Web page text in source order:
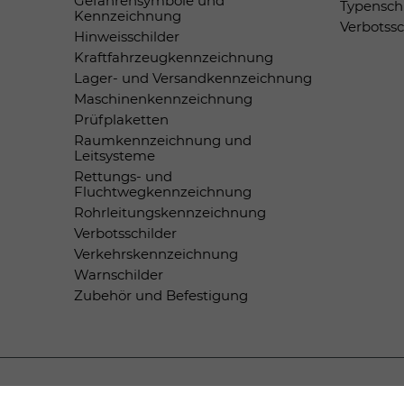
Kennzeichnung
Hinweisschilder
Kraftfahrzeugkennzeichnung
Lager- und Versandkennzeichnung
Maschinenkennzeichnung
Prüfplaketten
Raumkennzeichnung und
Leitsysteme
Rettungs- und
Fluchtwegkennzeichnung
Rohrleitungskennzeichnung
Verbotsschilder
Verkehrskennzeichnung
Warnschilder
Zubehör und Befestigung